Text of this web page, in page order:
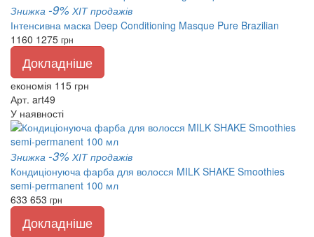
Знижка -9% ХІТ продажів
Інтенсивна маска Deep Conditioning Masque Pure Brazilian
1160 1275 грн
Докладніше
економія 115 грн
Арт. art49
У наявності
Знижка -3% ХІТ продажів
Кондиціонуюча фарба для волосся MILK SHAKE Smoothies
semi-permanent 100 мл
633 653 грн
Докладніше